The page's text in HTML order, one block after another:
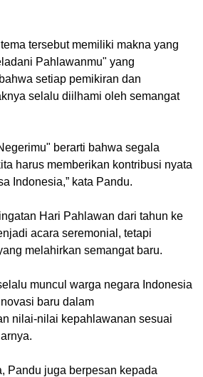
tersebut memiliki makna yang
Pahlawanmu" yang
setiap pemikiran dan
selalu diilhami oleh semangat
berarti bahwa segala
harus memberikan kontribusi nyata
Indonesia,” kata Pandu.
Hari Pahlawan dari tahun ke
acara seremonial, tetapi
melahirkan semangat baru.
muncul warga negara Indonesia
baru dalam
nilai-nilai kepahlawanan sesuai
Pandu juga berpesan kepada